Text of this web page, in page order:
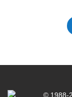
© 1988-